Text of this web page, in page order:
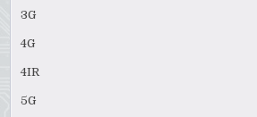
3G
4G
4IR
5G